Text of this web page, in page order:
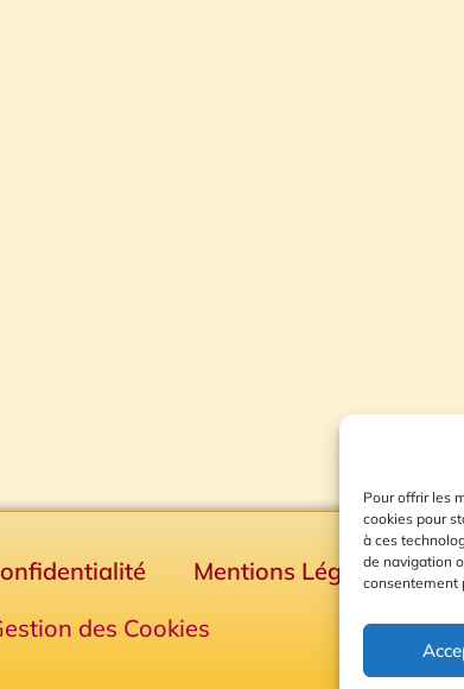
Pour offrir les
cookies pour
à ces
de navigation
consentement
Mentions Légales
des Cookies